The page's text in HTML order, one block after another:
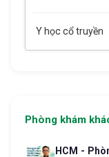
Y học cổ truyền
Phòng khám
HCM -